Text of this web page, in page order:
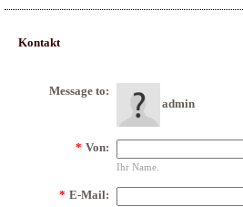
Kontakt
Message to:
admin
* Von:
Ihr Name.
* E-Mail: